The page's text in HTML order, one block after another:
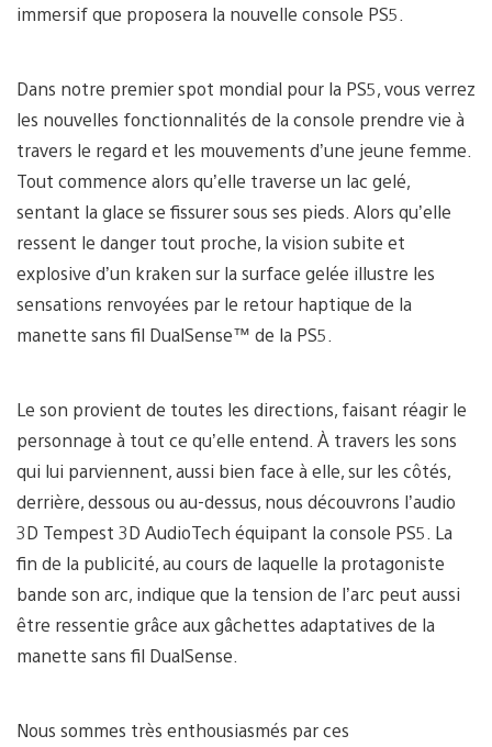
immersif que proposera la nouvelle console PS5.
Dans notre premier spot mondial pour la PS5, vous verrez
les nouvelles fonctionnalités de la console prendre vie à
travers le regard et les mouvements d’une jeune femme.
Tout commence alors qu’elle traverse un lac gelé,
sentant la glace se fissurer sous ses pieds. Alors qu’elle
ressent le danger tout proche, la vision subite et
explosive d’un kraken sur la surface gelée illustre les
sensations renvoyées par le retour haptique de la
manette sans fil DualSense™ de la PS5.
Le son provient de toutes les directions, faisant réagir le
personnage à tout ce qu’elle entend. À travers les sons
qui lui parviennent, aussi bien face à elle, sur les côtés,
derrière, dessous ou au-dessus, nous découvrons l’audio
3D Tempest 3D AudioTech équipant la console PS5. La
fin de la publicité, au cours de laquelle la protagoniste
bande son arc, indique que la tension de l’arc peut aussi
être ressentie grâce aux gâchettes adaptatives de la
manette sans fil DualSense.
Nous sommes très enthousiasmés par ces